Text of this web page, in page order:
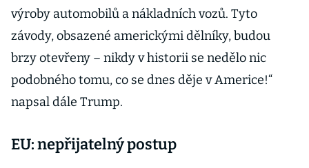
výroby automobilů a nákladních vozů. Tyto
závody, obsazené americkými dělníky, budou
brzy otevřeny – nikdy v historii se nedělo nic
podobného tomu, co se dnes děje v Americe!“
napsal dále Trump.
EU: nepřijatelný postup